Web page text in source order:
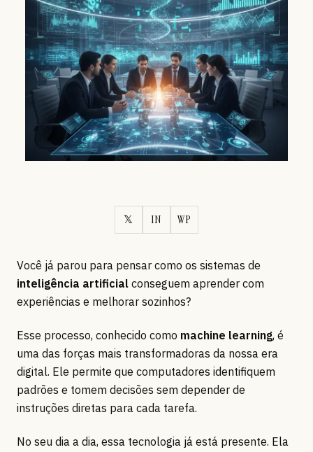
𝕏 IN WP
Você já parou para pensar como os sistemas de
inteligência artificial conseguem aprender com
experiências e melhorar sozinhos?
Esse processo, conhecido como machine learning, é
uma das forças mais transformadoras da nossa era
digital. Ele permite que computadores identifiquem
padrões e tomem decisões sem depender de
instruções diretas para cada tarefa.
No seu dia a dia, essa tecnologia já está presente. Ela